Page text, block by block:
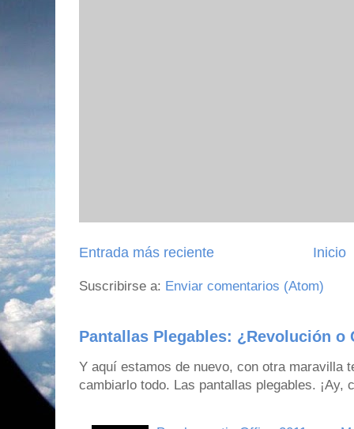
Entrada más reciente Inicio
Suscribirse a: Enviar comentarios (Atom)
Pantallas Plegables: ¿Revolución o
Y aquí estamos de nuevo, con otra maravilla
cambiarlo todo. Las pantallas plegables. ¡Ay,